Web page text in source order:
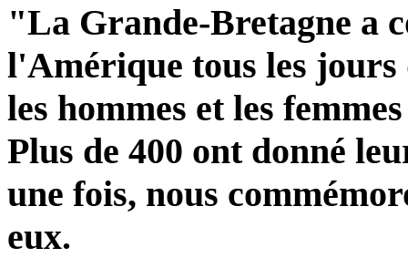
"La Grande-Bretagne a
l'Amérique tous les jours
les hommes et les
Plus de 400 ont donné
une fois, nous
eux.